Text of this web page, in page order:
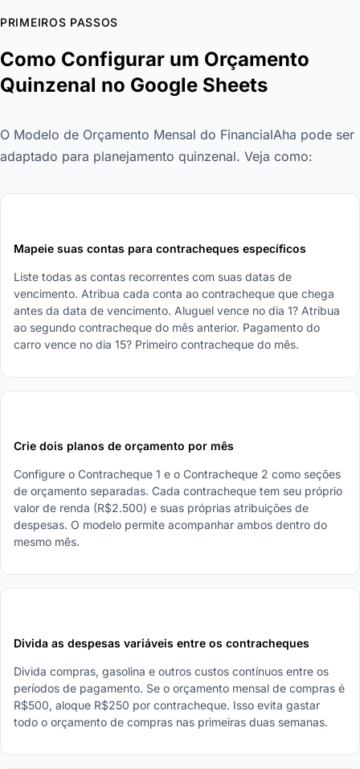
PRIMEIROS PASSOS
Como Configurar um Orçamento
Quinzenal no Google Sheets
O Modelo de Orçamento Mensal do FinancialAha pode ser
adaptado para planejamento quinzenal. Veja como:
Mapeie suas contas para contracheques específicos
Liste todas as contas recorrentes com suas datas de
vencimento. Atribua cada conta ao contracheque que chega
antes da data de vencimento. Aluguel vence no dia 1? Atribua
ao segundo contracheque do mês anterior. Pagamento do
carro vence no dia 15? Primeiro contracheque do mês.
Crie dois planos de orçamento por mês
Configure o Contracheque 1 e o Contracheque 2 como seções
de orçamento separadas. Cada contracheque tem seu próprio
valor de renda (R$2.500) e suas próprias atribuições de
despesas. O modelo permite acompanhar ambos dentro do
mesmo mês.
Divida as despesas variáveis entre os contracheques
Divida compras, gasolina e outros custos contínuos entre os
períodos de pagamento. Se o orçamento mensal de compras é
R$500, aloque R$250 por contracheque. Isso evita gastar
todo o orçamento de compras nas primeiras duas semanas.